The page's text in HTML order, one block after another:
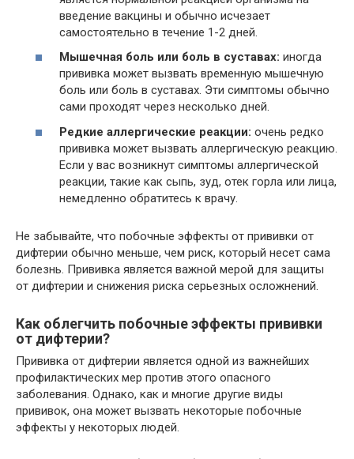
введение вакцины и обычно исчезает
самостоятельно в течение 1-2 дней.
Мышечная боль или боль в суставах: иногда
прививка может вызвать временную мышечную
боль или боль в суставах. Эти симптомы обычно
сами проходят через несколько дней.
Редкие аллергические реакции: очень редко
прививка может вызвать аллергическую реакцию.
Если у вас возникнут симптомы аллергической
реакции, такие как сыпь, зуд, отек горла или лица,
немедленно обратитесь к врачу.
Не забывайте, что побочные эффекты от прививки от
дифтерии обычно меньше, чем риск, который несет сама
болезнь. Прививка является важной мерой для защиты
от дифтерии и снижения риска серьезных осложнений.
Как облегчить побочные эффекты прививки
от дифтерии?
Прививка от дифтерии является одной из важнейших
профилактических мер против этого опасного
заболевания. Однако, как и многие другие виды
прививок, она может вызвать некоторые побочные
эффекты у некоторых людей.